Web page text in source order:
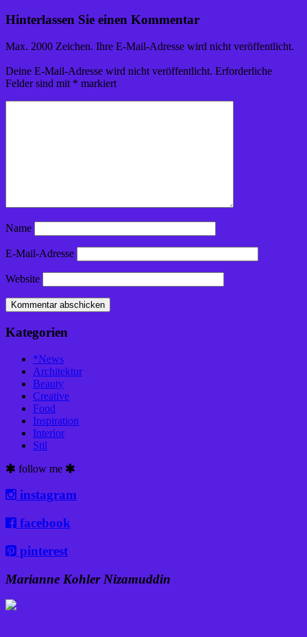
Hinterlassen Sie einen Kommentar
Max. 2000 Zeichen. Ihre E-Mail-Adresse wird nicht veröffentlicht.
Deine E-Mail-Adresse wird nicht veröffentlicht. Erforderliche
Felder sind mit * markiert
Name
E-Mail-Adresse
Website
Kategorien
*News
Architektur
Beauty
Creative
Food
Inspiration
Interior
Stil
follow me
instagram
facebook
pinterest
Marianne Kohler Nizamuddin